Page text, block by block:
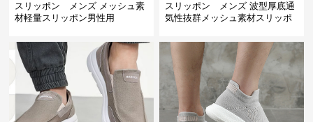
スリッポン メンズ メッシュ素
材軽量スリッポン男性用
スリッポン メンズ 波型厚底通
気性抜群メッシュ素材スリッポ